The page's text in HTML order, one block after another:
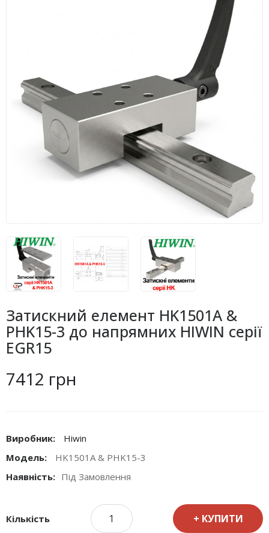
Затискний елемент HK1501A &
PHK15-3 до напрямних HIWIN серії
EGR15
7412 грн
Виробник:
Hiwin
Модель:
HK1501A & PHK15-3
Наявність: Під Замовлення
Кількість КУПИТИ